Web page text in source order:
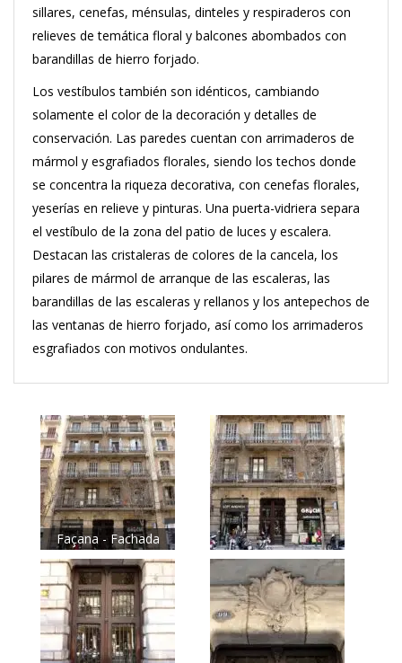
sillares, cenefas, ménsulas, dinteles y respiraderos con
relieves de temática floral y balcones abombados con
barandillas de hierro forjado.
Los vestíbulos también son idénticos, cambiando
solamente el color de la decoración y detalles de
conservación. Las paredes cuentan con arrimaderos de
mármol y esgrafiados florales, siendo los techos donde
se concentra la riqueza decorativa, con cenefas florales,
yeserías en relieve y pinturas. Una puerta-vidriera separa
el vestíbulo de la zona del patio de luces y escalera.
Destacan las cristaleras de colores de la cancela, los
pilares de mármol de arranque de las escaleras, las
barandillas de las escaleras y rellanos y los antepechos de
las ventanas de hierro forjado, así como los arrimaderos
esgrafiados con motivos ondulantes.
Façana - Fachada